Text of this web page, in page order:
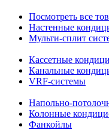
Посмотреть все
Настенные
Мульти-сплит
Кассетные
Канальные
VRF-системы
Напольно-
Колонные
Фанкойлы